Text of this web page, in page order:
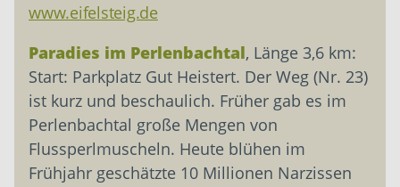
www.eifelsteig.de
Paradies im Perlenbachtal, Länge 3,6 km:
Start: Parkplatz Gut Heistert. Der Weg (Nr. 23)
ist kurz und beschaulich. Früher gab es im
Perlenbachtal große Mengen von
Flussperlmuscheln. Heute blühen im
Frühjahr geschätzte 10 Millionen Narzissen